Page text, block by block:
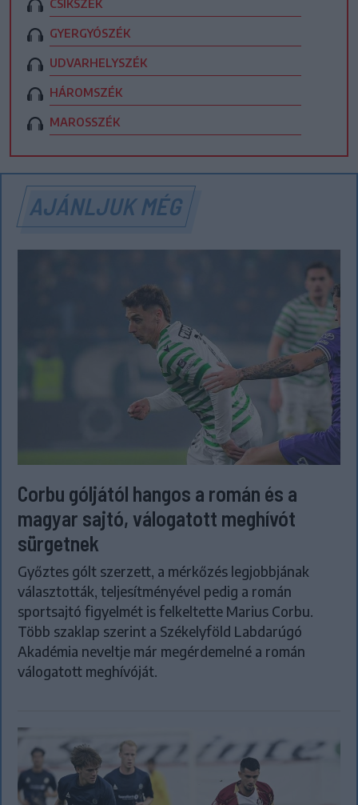
CSÍKSZÉK
GYERGYÓSZÉK
UDVARHELYSZÉK
HÁROMSZÉK
MAROSSZÉK
AJÁNLJUK MÉG
Corbu góljától hangos a román és a
magyar sajtó, válogatott meghívót
sürgetnek
Győztes gólt szerzett, a mérkőzés legjobbjának
választották, teljesítményével pedig a román
sportsajtó figyelmét is felkeltette Marius Corbu.
Több szaklap szerint a Székelyföld Labdarúgó
Akadémia neveltje már megérdemelné a román
válogatott meghívóját.